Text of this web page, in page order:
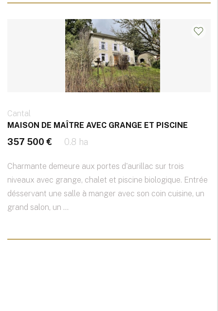
Cantal
MAISON DE MAÎTRE AVEC GRANGE ET PISCINE
357 500 € 0.8 ha
Charmante demeure aux portes d'aurillac sur trois
niveaux avec grange, chalet et piscine biologique. Entrée
désservant une salle à manger avec son coin cuisine, un
grand salon, un ...